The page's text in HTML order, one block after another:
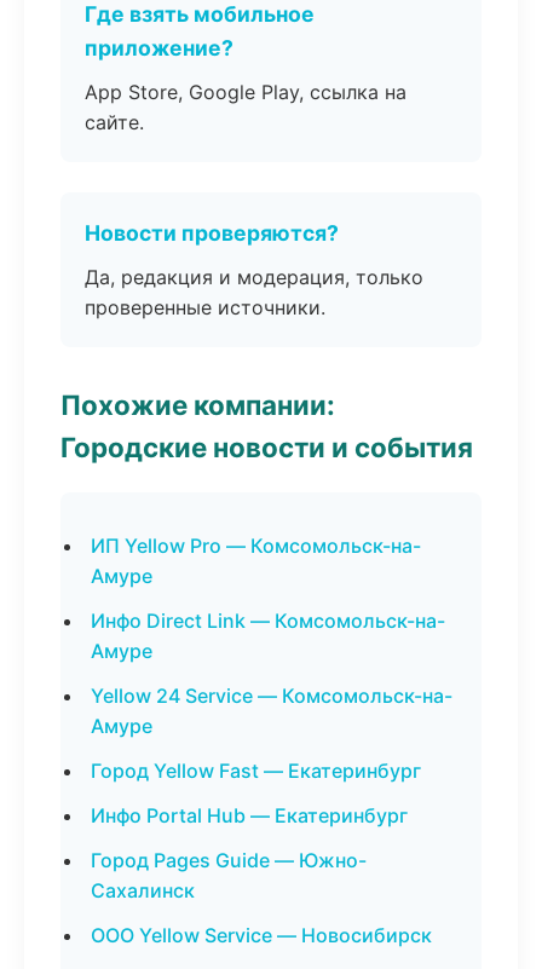
Где взять мобильное
приложение?
App Store, Google Play, ссылка на
сайте.
Новости проверяются?
Да, редакция и модерация, только
проверенные источники.
Похожие компании:
Городские новости и события
ИП Yellow Pro — Комсомольск-на-
Амуре
Инфо Direct Link — Комсомольск-на-
Амуре
Yellow 24 Service — Комсомольск-на-
Амуре
Город Yellow Fast — Екатеринбург
Инфо Portal Hub — Екатеринбург
Город Pages Guide — Южно-
Сахалинск
ООО Yellow Service — Новосибирск